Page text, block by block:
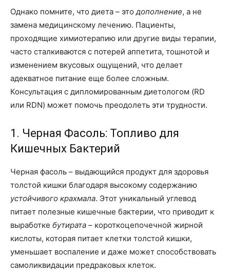
Однако помните, что диета – это дополнение, а не
замена медицинскому лечению. Пациенты,
проходящие химиотерапию или другие виды терапии,
часто сталкиваются с потерей аппетита, тошнотой и
изменением вкусовых ощущений, что делает
адекватное питание еще более сложным.
Консультация с дипломированным диетологом (RD
или RDN) может помочь преодолеть эти трудности.
1. Черная Фасоль: Топливо для
Кишечных Бактерий
Черная фасоль – выдающийся продукт для здоровья
толстой кишки благодаря высокому содержанию
устойчивого крахмала. Этот уникальный углевод
питает полезные кишечные бактерии, что приводит к
выработке бутирата – короткоцепочечной жирной
кислоты, которая питает клетки толстой кишки,
уменьшает воспаление и даже может способствовать
самоликвидации предраковых клеток.